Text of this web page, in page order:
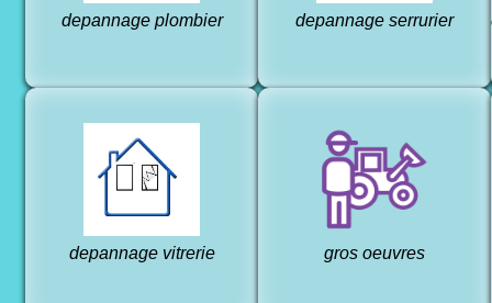
depannage plombier depannage serrurier
depannage vitrerie gros oeuvres